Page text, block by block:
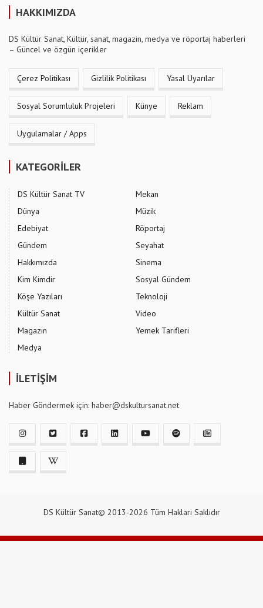
HAKKIMIZDA
DS Kültür Sanat, Kültür, sanat, magazin, medya ve röportaj haberleri
– Güncel ve özgün içerikler
Çerez Politikası Gizlilik Politikası Yasal Uyarılar
Sosyal Sorumluluk Projeleri Künye Reklam
Uygulamalar / Apps
KATEGORİLER
DS Kültür Sanat TV
Dünya
Edebiyat
Gündem
Hakkımızda
Kim Kimdir
Köşe Yazıları
Kültür Sanat
Magazin
Medya
Mekan
Müzik
Röportaj
Seyahat
Sinema
Sosyal Gündem
Teknoloji
Video
Yemek Tarifleri
İLETİŞİM
Haber Göndermek için: haber@dskultursanat.net
DS Kültür Sanat© 2013-2026 Tüm Hakları Saklıdır